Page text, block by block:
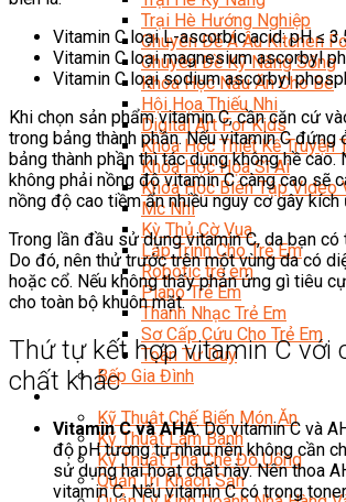
Trại Hè Hướng Nghiệp
Chuyên Đề Á Âu Kitchen
Chuyên Đề Kỹ Năng Sống
Khóa Học Nấu Ăn Cho Bé
Hội Họa Thiếu Nhi
Digital Art For Kids
Khóa Học Thiết Kế Truyện
Khóa Học Họa Sĩ Ai
Khóa Học Biên Tập Video
Mc Nhí
Kỳ Thủ Cờ Vua
Lập Trình Cho Trẻ Em
Robotic trẻ em
Piano Trẻ Em
Thanh Nhạc Trẻ Em
Sơ Cấp Cứu Cho Trẻ Em
Toán Tư Duy
Bếp Gia Đình
Trung Cấp CET
Kỹ Thuật Chế Biến Món Ăn
Kỹ Thuật Làm Bánh
Kỹ Thuật Pha Chế Đồ Uống
Quản Trị Khách Sạn
Vitamin C loại L-ascorbic acid: pH ≤
Vitamin C loại magnesium ascorbyl
Vitamin C loại sodium ascorbyl
Khi chọn sản phẩm vitamin C, cần căn cứ
trong bảng thành phần. Nếu vitamin C đứng
bảng thành phần thì tác dụng không hề cao.
không phải nồng độ vitamin C càng cao sẽ
nồng độ cao tiềm ẩn nhiều nguy cơ gây kích
Trong lần đầu sử dụng vitamin C, da bạn có
Do đó, nên thử trước trên một vùng da có
hoặc cổ. Nếu không thấy phản ứng gì tiêu
cho toàn bộ khuôn mặt.
Thứ tự kết hợp vitamin C với
chất khác
Vitamin C và AHA: Do vitamin C và
độ pH tương tự nhau nên không cần
sử dụng hai hoạt chất này. Nên thoa
vitamin C. Nếu vitamin C có trong